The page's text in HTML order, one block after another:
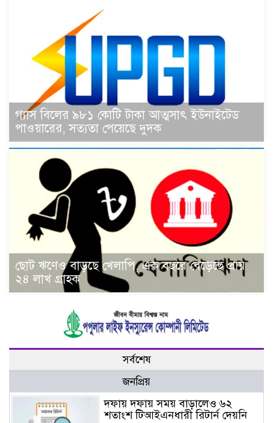
গ্যাস বিলের ৯৮১ কোটি টাকা আত্মসাৎ ইউনাইটেড
পাওয়ারের, সত্যতা পেয়েছে দুদক
ছোট ঋণেও বাড়ছে খেলাপি, এক বছরে বেড়েছে প্রায়
২৪ লাখ গ্রাহক
সর্বশেষ
জনপ্রিয়
দফায় দফায় সময় বাড়ালেও ৬২
শতাংশ টিআইএনধারী রিটার্ন দেয়নি